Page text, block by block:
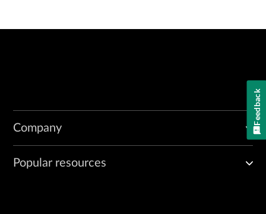
Company
Popular resources
Feedback